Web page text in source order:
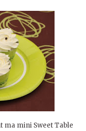
ma mini Sweet Table